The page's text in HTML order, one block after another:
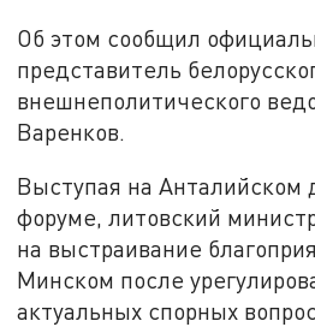
Об этом сообщил
представитель
внешнеполитического
Варенков.
Выступая на Анталийском
форуме, литовский
на выстраивание
Минском после
актуальных спорных